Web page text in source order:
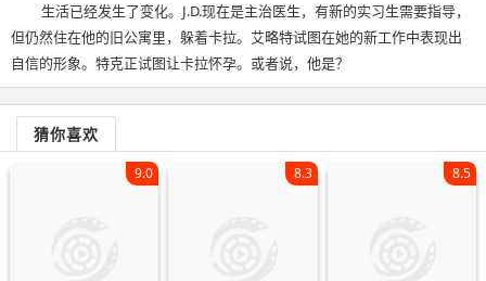
生活已经发生了变化。J.D.现在是主治医生，有新的实习生需要指导，
但仍然住在他的旧公寓里，躲着卡拉。艾略特试图在她的新工作中表现出
自信的形象。特克正试图让卡拉怀孕。或者说，他是？
猜你喜欢
9.0 8.3 8.5